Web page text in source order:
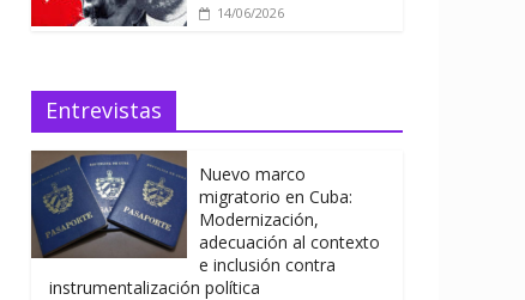
14/06/2026
Entrevistas
Nuevo marco
migratorio en Cuba:
Modernización,
adecuación al contexto
e inclusión contra
instrumentalización política